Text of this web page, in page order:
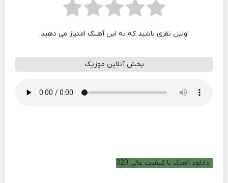
اولین نفری باشید که به این آهنگ امتیاز می دهید.
پخش آنلاین موزیک
دانلود آهنگ با کیفیت عالی 320